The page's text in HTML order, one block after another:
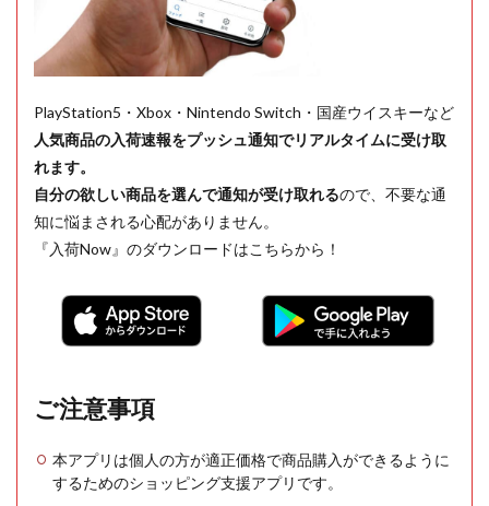
PlayStation5・Xbox・Nintendo Switch・国産ウイスキーなど
人気商品の入荷速報をプッシュ通知でリアルタイムに受け取
れます。
自分の欲しい商品を選んで通知が受け取れるので、不要な通
知に悩まされる心配がありません。
『入荷Now』のダウンロードはこちらから！
ご注意事項
本アプリは個人の方が適正価格で商品購入ができるように
するためのショッピング支援アプリです。